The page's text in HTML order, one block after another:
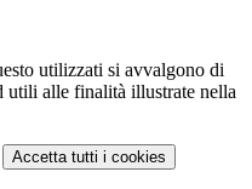
utilizzati si avvalgono di
utili alle finalità illustrate nella
Accetta tutti i cookies